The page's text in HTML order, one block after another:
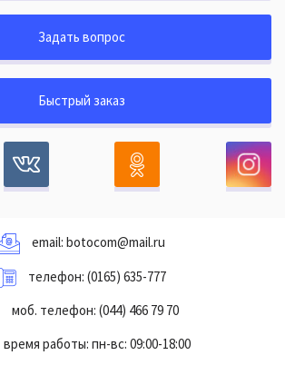
Задать вопрос
Быстрый заказ
email: botocom@mail.ru
телефон: (0165) 635-777
моб. телефон: (044) 466 79 70
время работы: пн-вс: 09:00-18:00